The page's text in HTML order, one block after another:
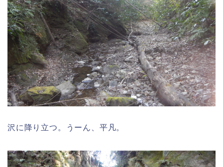
沢に降り立つ。うーん、平凡。